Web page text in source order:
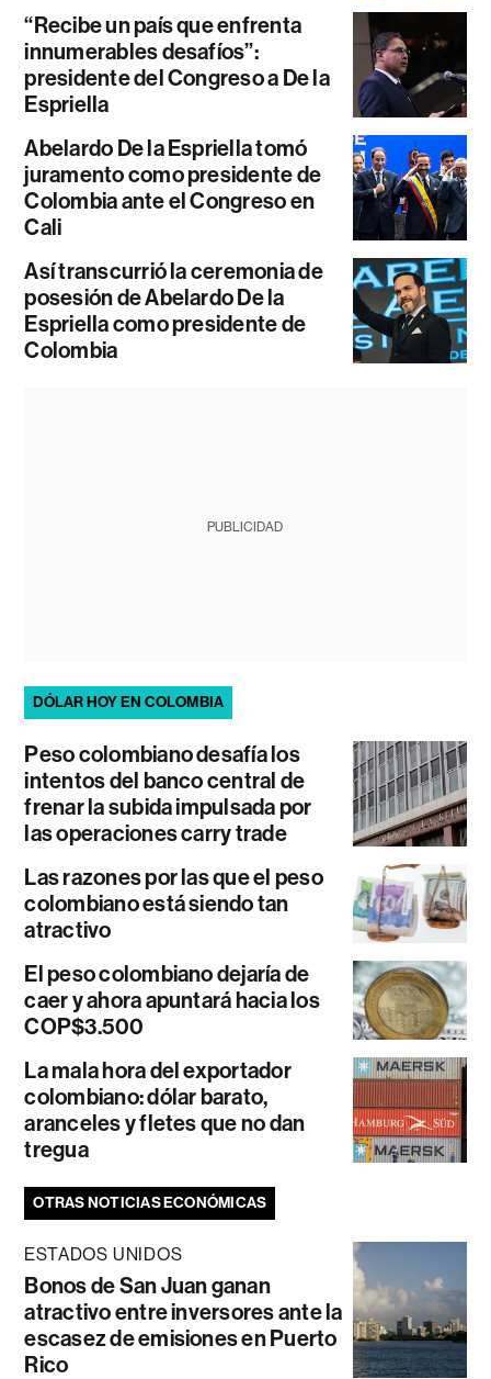
“Recibe un país que enfrenta
innumerables desafíos”:
presidente del Congreso a De la
Espriella
Abelardo De la Espriella tomó
juramento como presidente de
Colombia ante el Congreso en
Cali
Así transcurrió la ceremonia de
posesión de Abelardo De la
Espriella como presidente de
Colombia
PUBLICIDAD
DÓLAR HOY EN COLOMBIA
Peso colombiano desafía los
intentos del banco central de
frenar la subida impulsada por
las operaciones carry trade
Las razones por las que el peso
colombiano está siendo tan
atractivo
El peso colombiano dejaría de
caer y ahora apuntará hacia los
COP$3.500
La mala hora del exportador
colombiano: dólar barato,
aranceles y fletes que no dan
tregua
OTRAS NOTICIAS ECONÓMICAS
ESTADOS UNIDOS
Bonos de San Juan ganan
atractivo entre inversores ante la
escasez de emisiones en Puerto
Rico